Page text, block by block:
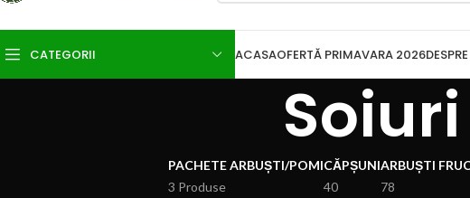
CATEGORII ACASAOFERTĂ PRIMAVARA 2026
PACHETE ARBUȘTI/POMI
3 Produse
CĂPȘUNI
40
ARBUȘTI
78